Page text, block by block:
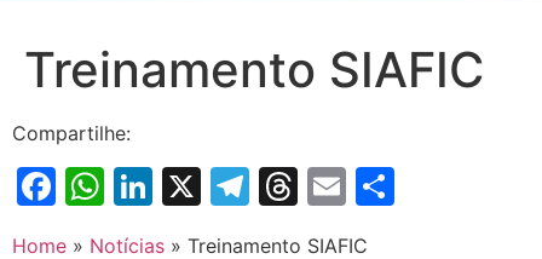
Treinamento SIAFIC
Compartilhe:
Facebook
WhatsApp
LinkedIn
X Telegram
Threads
Email
Home » Notícias » Treinamento SIAFIC